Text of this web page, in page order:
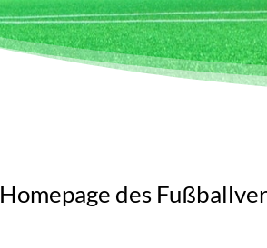
Homepage des